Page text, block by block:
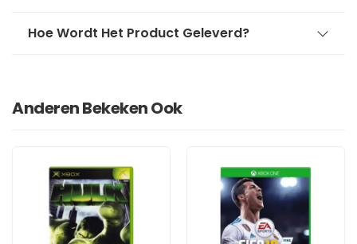
Hoe Wordt Het Product Geleverd?
Anderen Bekeken Ook